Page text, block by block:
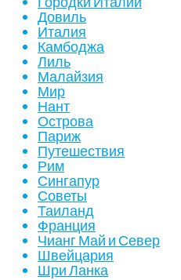
Довиль
Италия
Камбоджа
Лиль
Малайзия
Мир
Нант
Острова
Париж
Путешествия
Рим
Сингапур
Советы
Таиланд
Франция
Чианг Май и Север
Швейцария
Шри Ланка